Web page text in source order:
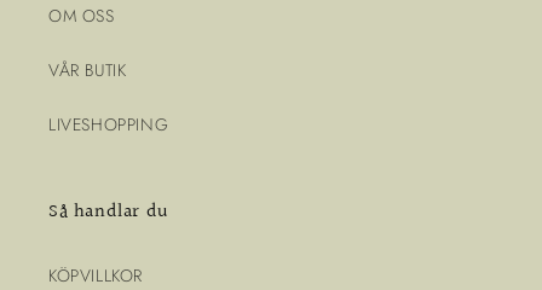
OM OSS
VÅR BUTIK
LIVESHOPPING
Så handlar du
KÖPVILLKOR